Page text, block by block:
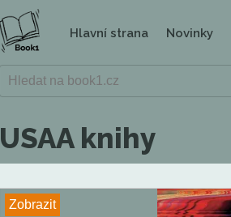
Hlavní strana Novinky
USAA knihy
Zobrazit